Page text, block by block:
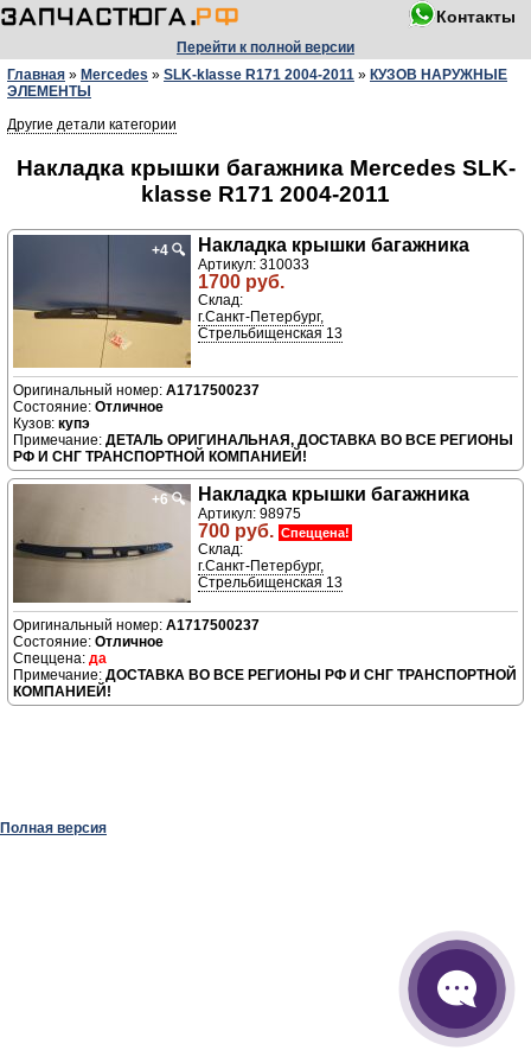
Контакты
Перейти к полной версии
Главная » Mercedes » SLK-klasse R171 2004-2011 » КУЗОВ НАРУЖНЫЕ
ЭЛЕМЕНТЫ
Другие детали категории
Накладка крышки багажника Mercedes SLK-
klasse R171 2004-2011
+4 🔍 Накладка крышки багажника
Артикул: 310033
1700 руб.
Склад:
г.Санкт-Петербург,
Стрельбищенская 13
A1717500237
Отличное
купэ
ДЕТАЛЬ ОРИГИНАЛЬНАЯ, ДОСТАВКА ВО ВСЕ РЕГИОНЫ
РФ И СНГ ТРАНСПОРТНОЙ КОМПАНИЕЙ!
+6🔍 Накладка крышки багажника
Артикул: 98975
700 руб. Спеццена!
Склад:
г.Санкт-Петербург,
Стрельбищенская 13
A1717500237
Отличное
да
ДОСТАВКА ВО ВСЕ РЕГИОНЫ РФ И СНГ ТРАНСПОРТНОЙ
КОМПАНИЕЙ!
Полная версия